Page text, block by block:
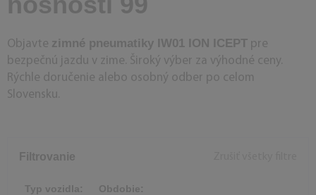
Objavte zimné pneumatiky IW01 ION ICEPT pre
bezpečnú jazdu v zime. Široký výber za výhodné ceny.
Rýchle doručenie alebo osobný odber po celom
Slovensku.
Filtrovanie
Typ vozidla: Obdobie: